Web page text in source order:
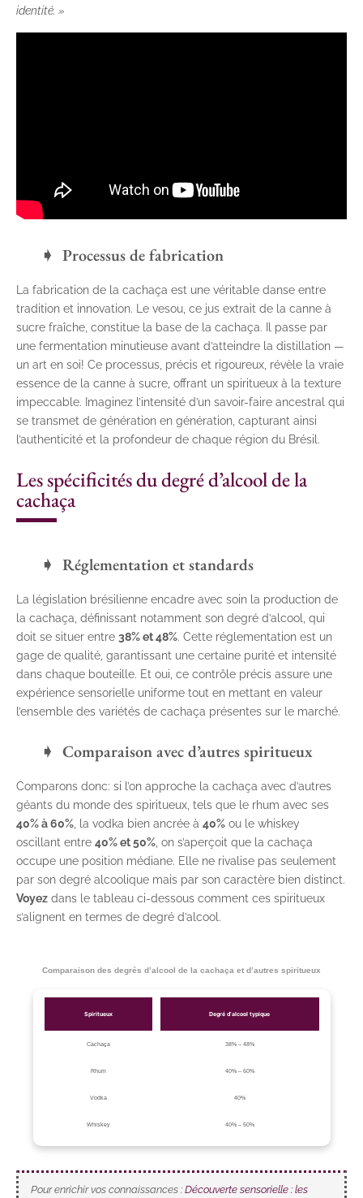
identité. »
Processus de fabrication
La fabrication de la cachaça est une véritable danse entre
tradition et innovation. Le vesou, ce jus extrait de la canne à
sucre fraîche, constitue la base de la cachaça. Il passe par
une fermentation minutieuse avant d’atteindre la distillation —
un art en soi! Ce processus, précis et rigoureux, révèle la vraie
essence de la canne à sucre, offrant un spiritueux à la texture
impeccable. Imaginez l’intensité d’un savoir-faire ancestral qui
se transmet de génération en génération, capturant ainsi
l’authenticité et la profondeur de chaque région du Brésil.
Les spécificités du degré d’alcool de la
cachaça
Réglementation et standards
La législation brésilienne encadre avec soin la production de
la cachaça, définissant notamment son degré d’alcool, qui
doit se situer entre 38% et 48%. Cette réglementation est un
gage de qualité, garantissant une certaine purité et intensité
dans chaque bouteille. Et oui, ce contrôle précis assure une
expérience sensorielle uniforme tout en mettant en valeur
l’ensemble des variétés de cachaça présentes sur le marché.
Comparaison avec d’autres spiritueux
Comparons donc: si l’on approche la cachaça avec d’autres
géants du monde des spiritueux, tels que le rhum avec ses
40% à 60%, la vodka bien ancrée à 40% ou le whiskey
oscillant entre 40% et 50%, on s’aperçoit que la cachaça
occupe une position médiane. Elle ne rivalise pas seulement
par son degré alcoolique mais par son caractère bien distinct.
Voyez dans le tableau ci-dessous comment ces spiritueux
s’alignent en termes de degré d’alcool.
Comparaison des degrés d’alcool de la cachaça et d’autres spiritueux
Spiritueux Degré d’alcool typique
Cachaça 38% – 48%
Rhum 40% – 60%
Vodka 40%
Whiskey 40% – 50%
Pour enrichir vos connaissances : Découverte sensorielle : les